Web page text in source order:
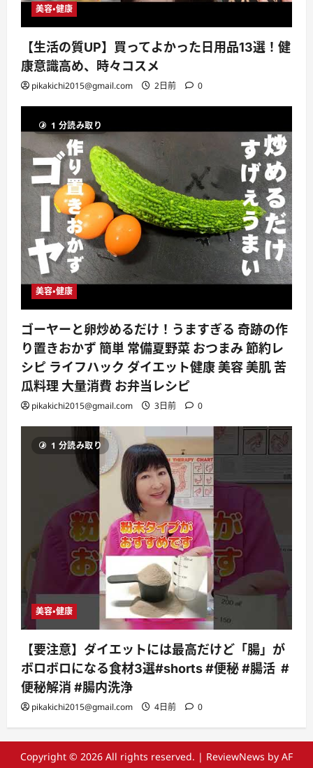
美容・健康
【生活の質UP】買ってよかった日用品13選！健
康意識高め、時々コスメ
pikakichi2015@gmail.com 2日前 0
1 分読み取り
美容・健康
ゴーヤーと卵炒めるだけ！うますぎる 奇跡の作
り置きおかず 簡単 常備夏野菜 おつまみ 節約レ
シピ ライフハック ダイエット健康 美容 美肌 苦
瓜料理 大量消費 お弁当レシピ
pikakichi2015@gmail.com 3日前 0
1 分読み取り
美容・健康
【要注意】ダイエットには最高だけど「腸」が
ボロボロになる食材3選#shorts #便秘 #腸活 #
便秘解消 #腸内洗浄
pikakichi2015@gmail.com 4日前 0
Copyright © 2026 All rights reserved. | ReviewNews by AF